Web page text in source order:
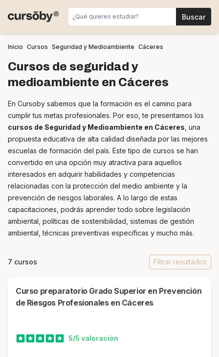
Inicio Cursos Seguridad y Medioambiente Cáceres
Cursos de seguridad y
medioambiente en Cáceres
En Cursoby sabemos que la formación es el camino para
cumplir tus metas profesionales. Por eso, te presentamos los
cursos de Seguridad y Medioambiente en Cáceres , una
propuesta educativa de alta calidad diseñada por las mejores
escuelas de formación del país. Este tipo de cursos se han
convertido en una opción muy atractiva para aquellos
interesados en adquirir habilidades y competencias
relacionadas con la protección del medio ambiente y la
prevención de riesgos laborales. A lo largo de estas
capacitaciones, podrás aprender todo sobre legislación
ambiental, políticas de sostenibilidad, sistemas de gestión
ambiental, técnicas preventivas específicas y mucho más.
7 cursos Filtrar resultados
Curso preparatorio Grado Superior en Prevención
de Riesgos Profesionales en Cáceres
5/5 valoración